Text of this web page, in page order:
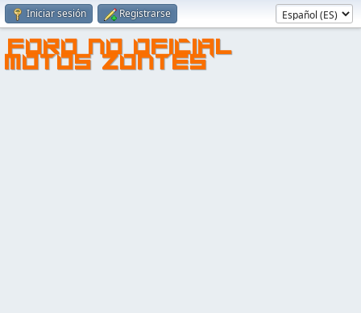
Iniciar sesión Registrarse
FORO NO OFICIAL
MOTOS ZONTES